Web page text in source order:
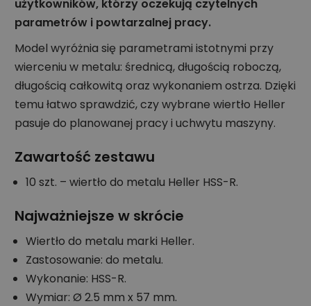
użytkowników, którzy oczekują czytelnych
parametrów i powtarzalnej pracy.
Model wyróżnia się parametrami istotnymi przy
wierceniu w metalu: średnicą, długością roboczą,
długością całkowitą oraz wykonaniem ostrza. Dzięki
temu łatwo sprawdzić, czy wybrane wiertło Heller
pasuje do planowanej pracy i uchwytu maszyny.
Zawartość zestawu
10 szt. – wiertło do metalu Heller HSS-R.
Najważniejsze w skrócie
Wiertło do metalu marki Heller.
Zastosowanie: do metalu.
Wykonanie: HSS-R.
Wymiar: Ø 2.5 mm x 57 mm.